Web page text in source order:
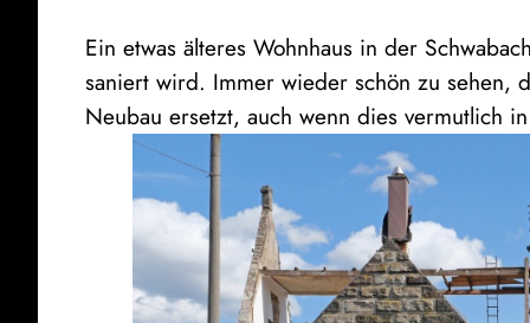
Ein etwas älteres Wohnhaus in der
saniert wird. Immer wieder schön zu sehen,
Neubau ersetzt, auch wenn dies vermutlich